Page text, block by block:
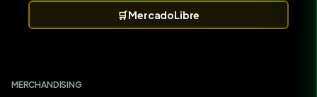
🛒MercadoLibre
MERCHANDISING